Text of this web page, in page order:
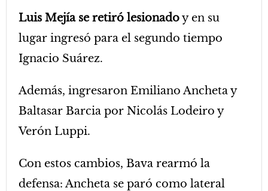
Luis Mejía se retiró lesionadoy en su
lugar ingresó para el segundo tiempo
Ignacio Suárez.
Además, ingresaron Emiliano Ancheta y
Baltasar Barcia por Nicolás Lodeiro y
Verón Luppi.
Con estos cambios, Bava rearmó la
defensa: Ancheta se paró como lateral